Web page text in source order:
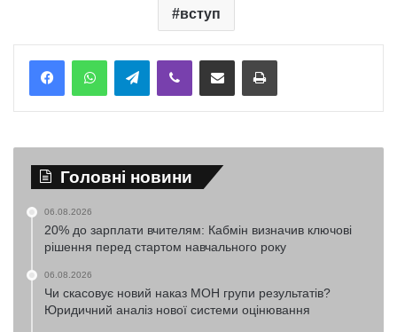
вступ
TelegramViber Надіслати електронною поштоюНадрукувати
Головні новини
06.08.2026
20% до зарплати вчителям: Кабмін визначив ключові
рішення перед стартом навчального року
06.08.2026
Чи скасовує новий наказ МОН групи результатів?
Юридичний аналіз нової системи оцінювання